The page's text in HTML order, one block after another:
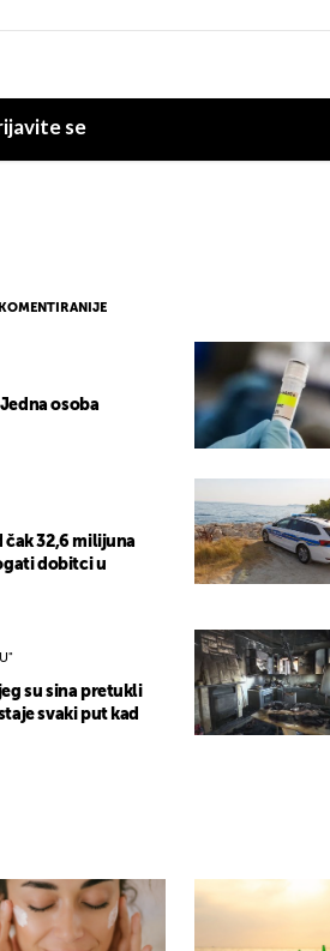
se
osoba
čak 32,6 milijuna
dobitci u
su sina pretukli
svaki put kad